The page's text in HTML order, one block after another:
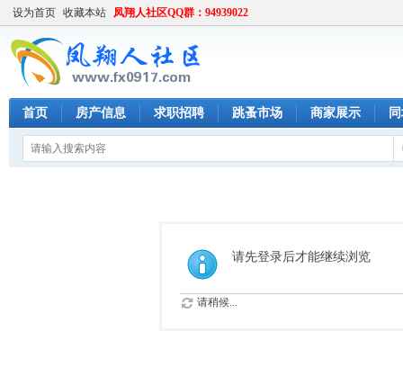
设为首页 收藏本站 凤翔人社区QQ群：94939022
首页 房产信息 求职招聘 跳蚤市场 商家展示
请先登录后才能继续浏览
请稍候...